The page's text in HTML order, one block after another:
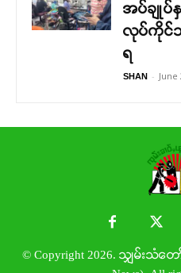
အပ်ချုပ်
လုပ်ကိုင်သ
ရ
SHAN - June
© Copyright 2026. သျှမ်းသံတေ